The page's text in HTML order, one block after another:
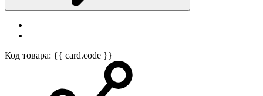
Код товара: {{ card.code }}